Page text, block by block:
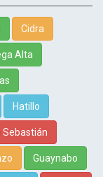
Cidra
Alta
Hatillo
Sebastián
Guaynabo